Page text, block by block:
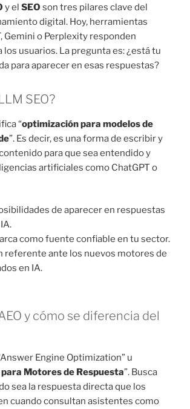
y el SEO son tres pilares clave del
digital. Hoy, herramientas
Gemini o Perplexity responden
usuarios. La pregunta es: ¿está tu
para aparecer en esas respuestas?
SEO?
“optimización para modelos de
”. Es decir, es una forma de escribir y
para que sea entendido y
artificiales como ChatGPT o
de aparecer en respuestas
como fuente confiable en tu sector.
referente ante los nuevos motores de
en IA.
y cómo se diferencia del
Engine Optimization” u
Motores de Respuesta”. Busca
sea la respuesta directa que los
cuando consultan asistentes como